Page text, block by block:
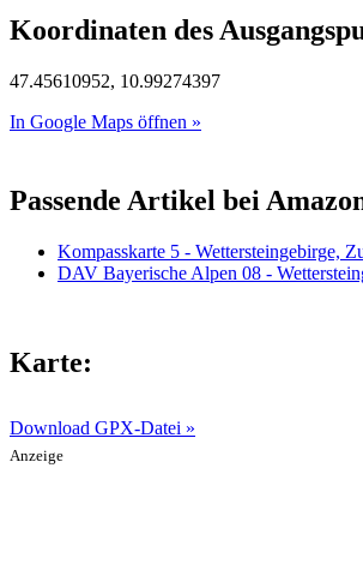
Koordinaten des
47.45610952, 10.99274397
In Google Maps öffnen »
Passende Artikel bei
Kompasskarte 5 - Wettersteingebirge,
DAV Bayerische Alpen 08 -
Karte:
Download GPX-Datei »
Anzeige